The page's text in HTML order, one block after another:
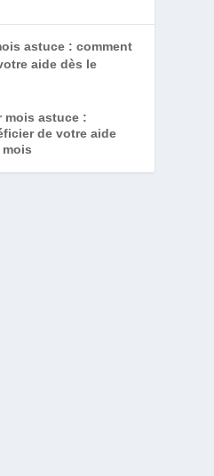
astuce : comment
aide dès le